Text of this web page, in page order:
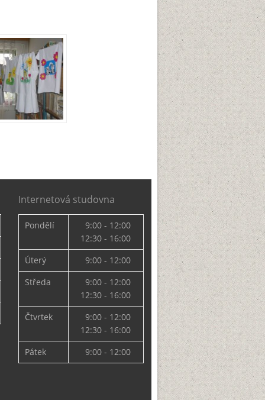
Internetová studovna
Pondělí
9:00 - 12:00
12:30 - 16:00
Úterý
9:00 - 12:00
Středa
9:00 - 12:00
12:30 - 16:00
Čtvrtek
9:00 - 12:00
12:30 - 16:00
Pátek
9:00 - 12:00